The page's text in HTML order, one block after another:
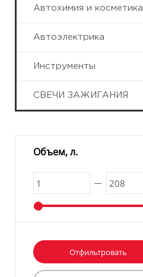
Автохимия и косметика
Автоэлектрика
Инструменты
СВЕЧИ ЗАЖИГАНИЯ
Объем, л.